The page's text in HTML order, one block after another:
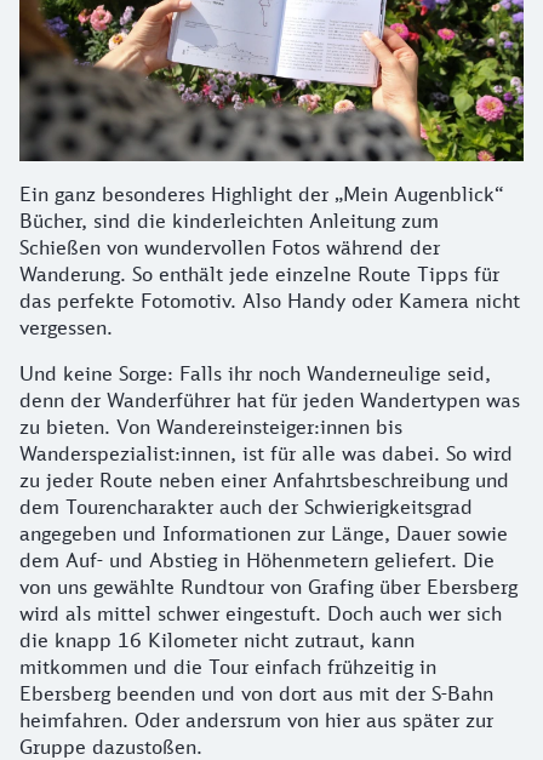
Ein ganz besonderes Highlight der „Mein Augenblick“
Bücher, sind die kinderleichten Anleitung zum
Schießen von wundervollen Fotos während der
Wanderung. So enthält jede einzelne Route Tipps für
das perfekte Fotomotiv. Also Handy oder Kamera nicht
vergessen.
Und keine Sorge: Falls ihr noch Wanderneulige seid,
denn der Wanderführer hat für jeden Wandertypen was
zu bieten. Von Wandereinsteiger:innen bis
Wanderspezialist:innen, ist für alle was dabei. So wird
zu jeder Route neben einer Anfahrtsbeschreibung und
dem Tourencharakter auch der Schwierigkeitsgrad
angegeben und Informationen zur Länge, Dauer sowie
dem Auf- und Abstieg in Höhenmetern geliefert. Die
von uns gewählte Rundtour von Grafing über Ebersberg
wird als mittel schwer eingestuft. Doch auch wer sich
die knapp 16 Kilometer nicht zutraut, kann
mitkommen und die Tour einfach frühzeitig in
Ebersberg beenden und von dort aus mit der S-Bahn
heimfahren. Oder andersrum von hier aus später zur
Gruppe dazustoßen.